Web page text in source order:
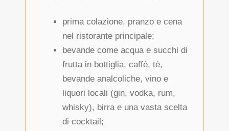
prima colazione, pranzo e cena
nel ristorante principale;
bevande come acqua e succhi di
frutta in bottiglia, caffè, tè,
bevande analcoliche, vino e
liquori locali (gin, vodka, rum,
whisky), birra e una vasta scelta
di cocktail;